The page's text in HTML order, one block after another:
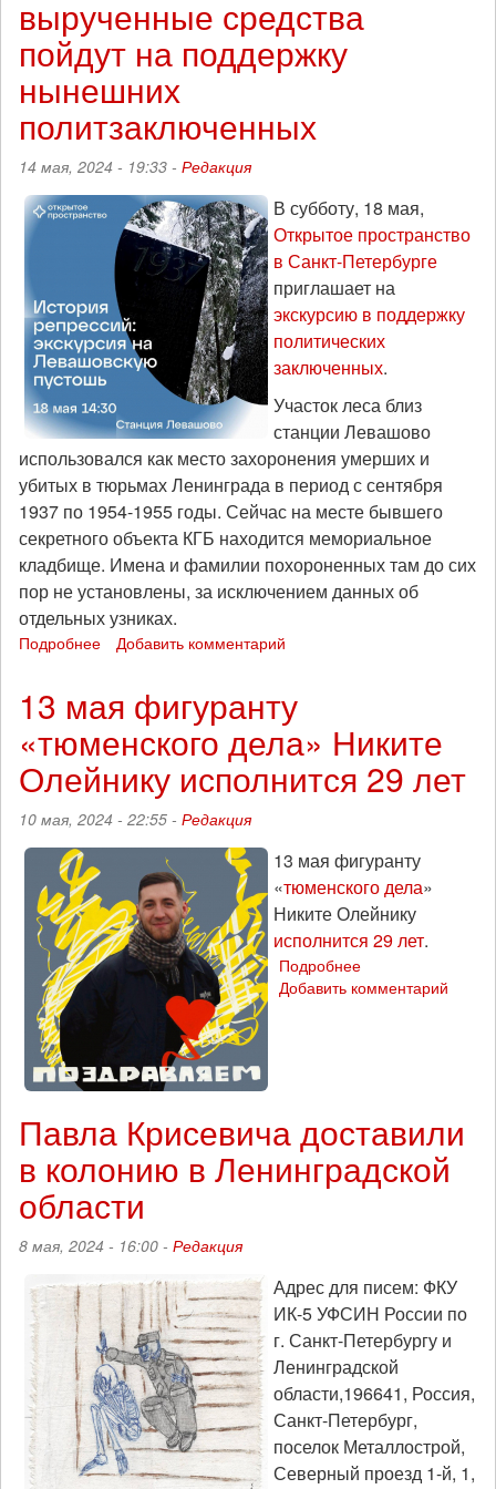
вырученные средства
пойдут на поддержку
нынешних
политзаключенных
14 мая, 2024 - 19:33 - Редакция
В субботу, 18 мая,
Открытое пространство
в Санкт-Петербурге
приглашает на
экскурсию в поддержку
политических
заключенных.
Участок леса близ
станции Левашово
использовался как место захоронения умерших и
убитых в тюрьмах Ленинграда в период с сентября
1937 по 1954-1955 годы. Сейчас на месте бывшего
секретного объекта КГБ находится мемориальное
кладбище. Имена и фамилии похороненных там до сих
пор не установлены, за исключением данных об
отдельных узниках.
Подробнее
Петербургом
пройдет
экскурсия
по
местам
сталинских
репрессий,
вырученные
средства
пойдут
на
поддержку
нынешних
политзаключенных
Добавить комментарий
13 мая фигуранту
«тюменского дела» Никите
Олейнику исполнится 29 лет
10 мая, 2024 - 22:55 - Редакция
13 мая фигуранту
«тюменского дела»
Никите Олейнику
исполнится 29 лет.
Подробнее
13
исполнится
29
лет
Добавить комментарий
Павла Крисевича доставили
в колонию в Ленинградской
области
8 мая, 2024 - 16:00 - Редакция
Адрес для писем: ФКУ
ИК-5 УФСИН России по
г. Санкт-Петербургу и
Ленинградской
области,196641, Россия,
Санкт-Петербург,
поселок Металлострой,
Северный проезд 1-й, 1,